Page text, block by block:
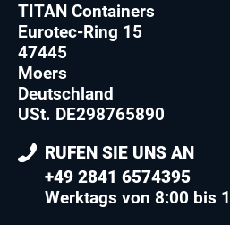
TITAN Containers
Eurotec-Ring 15
47445
Moers
Deutschland
USt. DE298765890
RUFEN SIE UNS AN
+49 2841 6574395
Werktags von 8:00 bis